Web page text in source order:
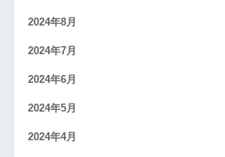
2024年8月
2024年7月
2024年6月
2024年5月
2024年4月